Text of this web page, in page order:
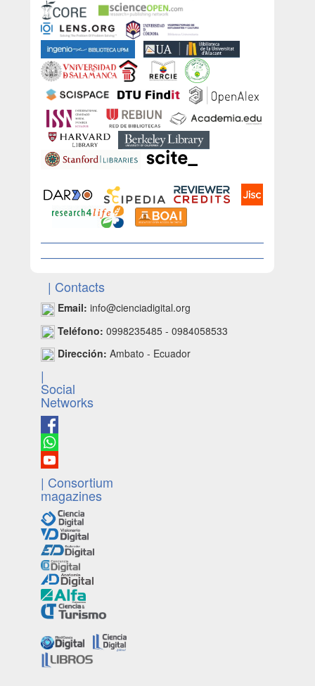
| Contacts
Email: info@cienciadigital.org
Teléfono: 0998235485 - 0984058533
Dirección: Ambato - Ecuador
|
Social
Networks
| Consortium
magazines